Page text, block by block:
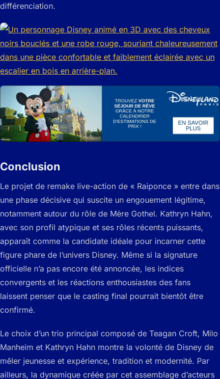
différenciation.
Conclusion
Le projet de remake live-action de « Raiponce » entre dans
une phase décisive qui suscite un engouement légitime,
notamment autour du rôle de Mère Gothel. Kathryn Hahn,
avec son profil atypique et ses rôles récents puissants,
apparaît comme la candidate idéale pour incarner cette
figure phare de l’univers Disney. Même si la signature
officielle n’a pas encore été annoncée, les indices
convergents et les réactions enthousiastes des fans
laissent penser que le casting final pourrait bientôt être
confirmé.
Le choix d’un trio principal composé de Teagan Croft, Milo
Manheim et Kathryn Hahn montre la volonté de Disney de
mêler jeunesse et expérience, tradition et modernité. Par
ailleurs, la dynamique créée par cet assemblage d’acteurs